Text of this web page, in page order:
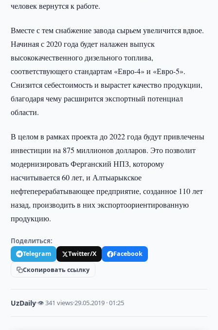
человек вернутся к работе.
Вместе с тем снабжение завода сырьем увеличится вдвое.
Начиная с 2020 года будет налажен выпуск
высококачественного дизельного топлива,
соответствующего стандартам «Евро-4» и «Евро-5».
Снизится себестоимость и вырастет качество продукции,
благодаря чему расширится экспортный потенциал
области.
В целом в рамках проекта до 2022 года будут привлечены
инвестиции на 875 миллионов долларов. Это позволит
модернизировать Ферганский НПЗ, которому
насчитывается 60 лет, и Алтыарыкское
нефтеперерабатывающее предприятие, созданное 110 лет
назад, производить в них экспортоориентированную
продукцию.
Поделиться:
Telegram Twitter/X
Facebook
Скопировать ссылку
UzDaily·👁 341 views·29.05.2019 · 01:25